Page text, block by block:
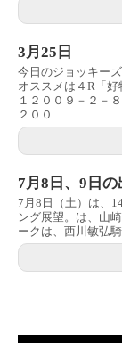
3月25日
今日のジョッキー
オススメは
１２００９－２
２００...
7月8日、9日の
7月8日（土）は、
ング展望。は、山
ークは、西川敏弘